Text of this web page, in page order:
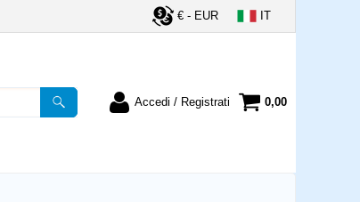
€ - EUR IT
Accedi / Registrati
e poi
0,00